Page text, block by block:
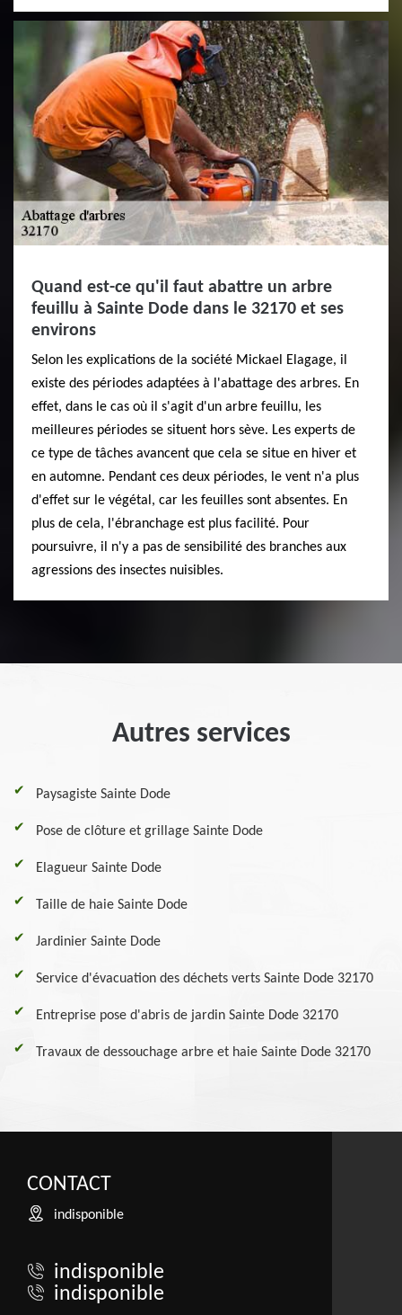
Quand est-ce qu'il faut abattre un arbre
feuillu à Sainte Dode dans le 32170 et ses
environs
Selon les explications de la société Mickael Elagage, il
existe des périodes adaptées à l'abattage des arbres. En
effet, dans le cas où il s'agit d'un arbre feuillu, les
meilleures périodes se situent hors sève. Les experts de
ce type de tâches avancent que cela se situe en hiver et
en automne. Pendant ces deux périodes, le vent n'a plus
d'effet sur le végétal, car les feuilles sont absentes. En
plus de cela, l'ébranchage est plus facilité. Pour
poursuivre, il n'y a pas de sensibilité des branches aux
agressions des insectes nuisibles.
Autres services
Paysagiste Sainte Dode
Pose de clôture et grillage Sainte Dode
Elagueur Sainte Dode
Taille de haie Sainte Dode
Jardinier Sainte Dode
Service d'évacuation des déchets verts Sainte Dode 32170
Entreprise pose d'abris de jardin Sainte Dode 32170
Travaux de dessouchage arbre et haie Sainte Dode 32170
CONTACT
indisponible
indisponible
indisponible